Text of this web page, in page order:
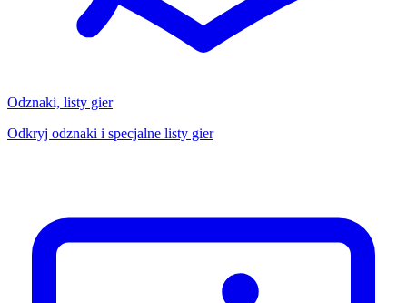
Odznaki, listy gier
Odkryj odznaki i specjalne listy gier